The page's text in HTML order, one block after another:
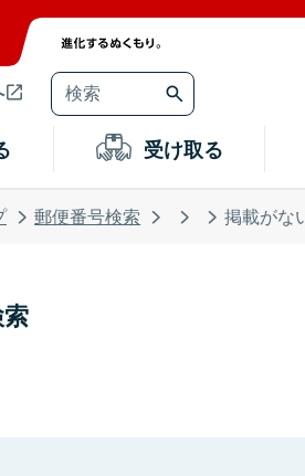
受け取る
郵便番号検索 掲載がな